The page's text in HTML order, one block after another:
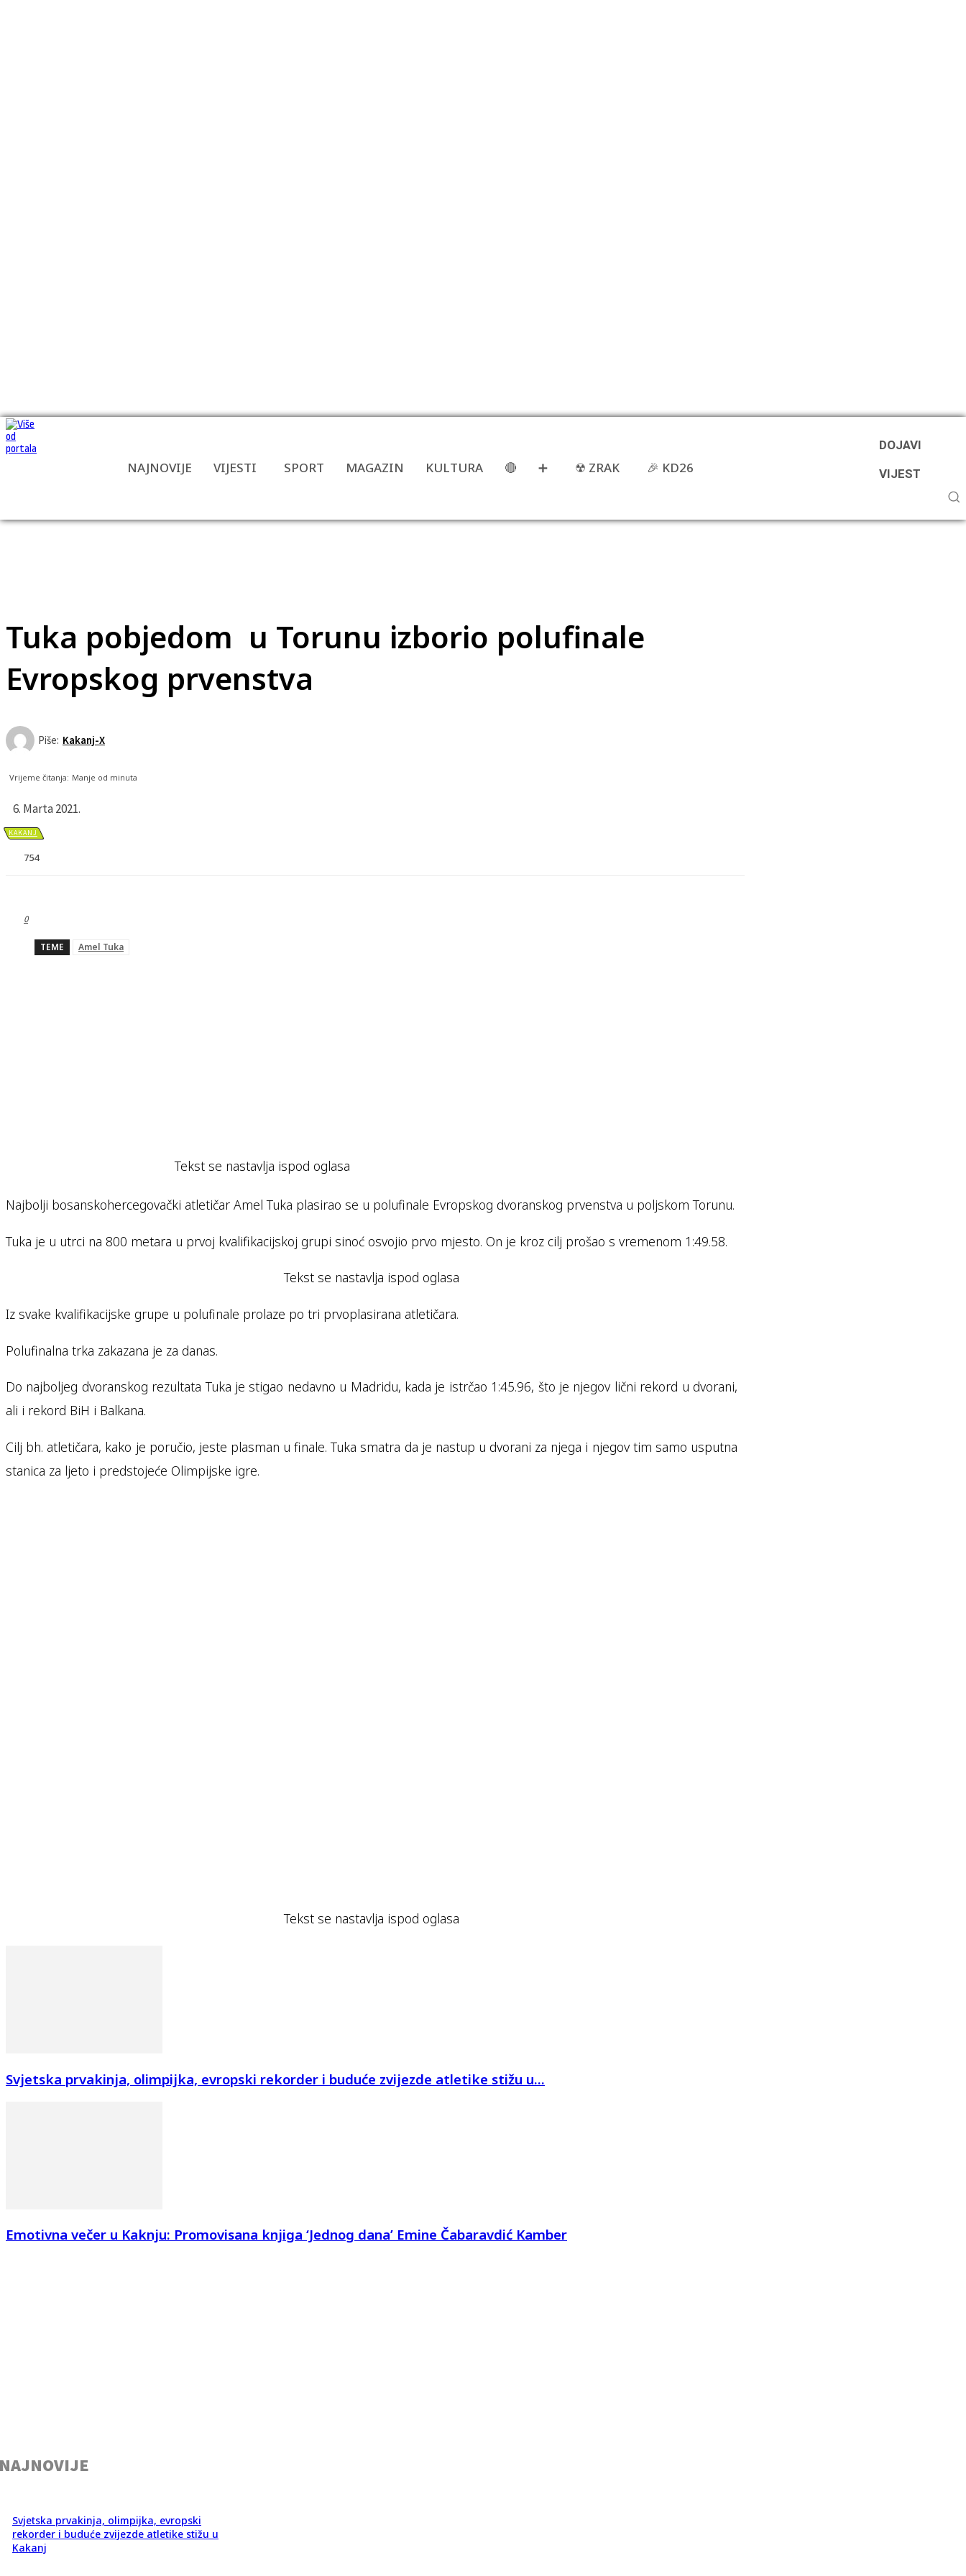
NAJNOVIJE VIJESTI SPORT MAGAZIN KULTURA 🔴 ➕ ☢ ZRAK 🎉 KD26
DOJAVI
VIJEST
Tuka pobjedom u Torunu izborio polufinale
Evropskog prvenstva
Piše: Kakanj-X
Vrijeme čitanja: Manje od minuta
6. Marta 2021.
KAKANJ
754
0
TEME Amel Tuka
Tekst se nastavlja ispod oglasa
Najbolji bosanskohercegovački atletičar Amel Tuka plasirao se u polufinale Evropskog dvoranskog prvenstva u poljskom Torunu.
Tuka je u utrci na 800 metara u prvoj kvalifikacijskoj grupi sinoć osvojio prvo mjesto. On je kroz cilj prošao s vremenom 1:49.58.
Tekst se nastavlja ispod oglasa
Iz svake kvalifikacijske grupe u polufinale prolaze po tri prvoplasirana atletičara.
Polufinalna trka zakazana je za danas.
Do najboljeg dvoranskog rezultata Tuka je stigao nedavno u Madridu, kada je istrčao 1:45.96, što je njegov lični rekord u dvorani,
ali i rekord BiH i Balkana.
Cilj bh. atletičara, kako je poručio, jeste plasman u finale. Tuka smatra da je nastup u dvorani za njega i njegov tim samo usputna
stanica za ljeto i predstojeće Olimpijske igre.
Tekst se nastavlja ispod oglasa
Svjetska prvakinja, olimpijka, evropski rekorder i buduće zvijezde atletike stižu u...
Emotivna večer u Kaknju: Promovisana knjiga ‘Jednog dana’ Emine Čabaravdić Kamber
Svjetska prvakinja, olimpijka, evropski
rekorder i buduće zvijezde atletike stižu u
Kakanj